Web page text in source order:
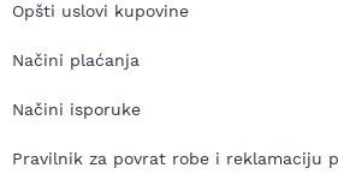
Opšti uslovi kupovine
Načini plaćanja
Načini isporuke
Pravilnik za povrat robe i reklamaciju